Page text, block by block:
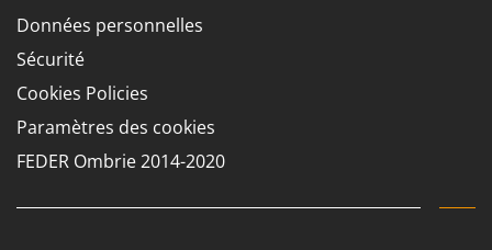
Scies de jardin télescopiques
Sécateurs électriques à batterie
Sécateurs et Échenilloirs manuels
Sécateurs pneumatiques
Semoirs et Épandeurs d'engrais
Socs pour tracteur
Intex
Italyco
ITM
J
K
KAAZ
Données personnelles
Sécurité
Cookies Policies
Paramètres des cookies
FEDER Ombrie 2014-2020